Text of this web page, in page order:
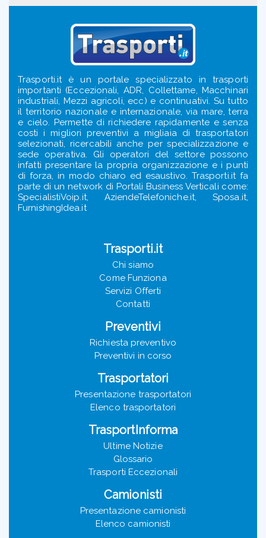
Trasporti.it è un portale specializzato in trasporti
importanti (Eccezionali, ADR, Collettame, Macchinari
industriali, Mezzi agricoli, ecc) e continuativi. Su tutto
il territorio nazionale e internazionale, via mare, terra
e cielo. Permette di richiedere rapidamente e senza
costi i migliori preventivi a migliaia di trasportatori
selezionati, ricercabili anche per specializzazione e
sede operativa. Gli operatori del settore possono
infatti presentare la propria organizzazione e i punti
di forza, in modo chiaro ed esaustivo. Trasporti.it fa
parte di un network di Portali Business Verticali come:
SpecialistiVoip.it, AziendeTelefoniche.it, Sposa.it,
FurnishingIdea.it
Trasporti.it
Chi siamo
Come Funziona
Servizi Offerti
Contatti
Preventivi
Richiesta preventivo
Preventivi in corso
Trasportatori
Presentazione trasportatori
Elenco trasportatori
TrasportInforma
Ultime Notizie
Glossario
Trasporti Eccezionali
Camionisti
Presentazione camionisti
Elenco camionisti